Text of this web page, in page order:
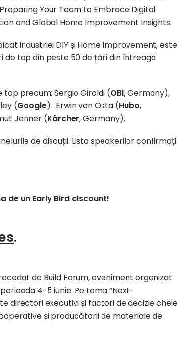
Your Team to Embrace Digital
and Global Home Improvement Insights.
industriei DIY și Home Improvement, este
de top din peste 50 de țări din întreaga
top precum: Sergio Giroldi (OBI,Germany),
(Google), Erwin van Osta (Hubo,
Jenner (Kärcher, Germany).
de discuții. Lista speakerilor confirmați
de un Early Bird discount!
.
de Build Forum, eveniment organizat
4-5 iunie. Pe tema “Next-
directori executivi și factori de decizie cheie
și producătorii de materiale de